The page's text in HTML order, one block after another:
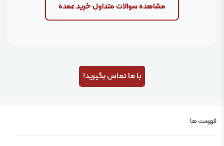
مشاهده سوالات متداول خرید عمده
با ما تماس بگیرید!
فهرست ها